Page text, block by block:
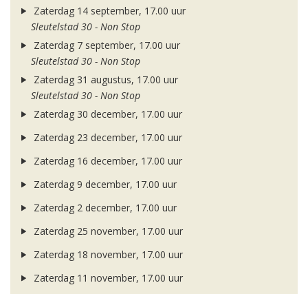
Zaterdag 14 september, 17.00 uur
Sleutelstad 30 - Non Stop
Zaterdag 7 september, 17.00 uur
Sleutelstad 30 - Non Stop
Zaterdag 31 augustus, 17.00 uur
Sleutelstad 30 - Non Stop
Zaterdag 30 december, 17.00 uur
Zaterdag 23 december, 17.00 uur
Zaterdag 16 december, 17.00 uur
Zaterdag 9 december, 17.00 uur
Zaterdag 2 december, 17.00 uur
Zaterdag 25 november, 17.00 uur
Zaterdag 18 november, 17.00 uur
Zaterdag 11 november, 17.00 uur